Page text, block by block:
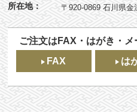
所在地：
〒920-0869 石川県
ご注文はFAX・はがき・メ
FAX
は